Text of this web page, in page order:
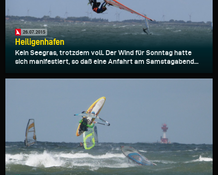
26.07.2015
Heiligenhafen
Kein Seegras, trotzdem voll. Der Wind für Sonntag hatte
sich manifestiert, so daß eine Anfahrt am Samstagabend...